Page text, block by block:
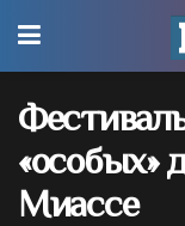
«особых»
Миассе